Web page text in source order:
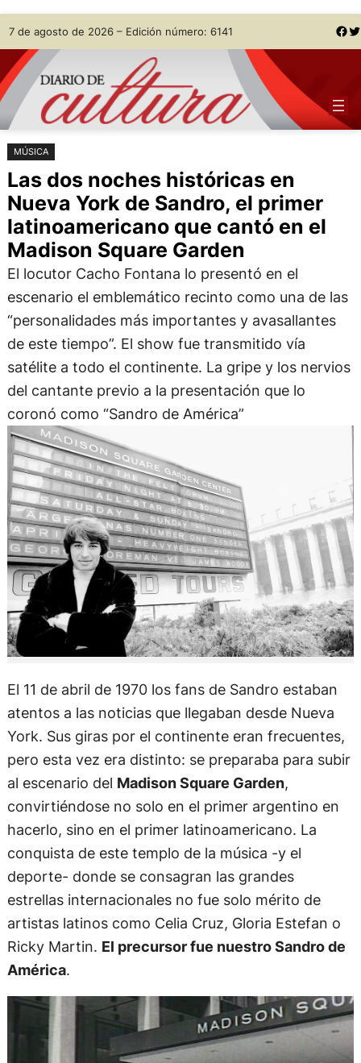
Saltar
al
contenido
Skip
to
content
7 de agosto de 2026 – Edición número: 6141 Facebook Twitter
MÚSICA
Las dos noches históricas en
Nueva York de Sandro, el primer
latinoamericano que cantó en el
Madison Square Garden
El locutor Cacho Fontana lo presentó en el
escenario el emblemático recinto como una de las
“personalidades más importantes y avasallantes
de este tiempo”. El show fue transmitido vía
satélite a todo el continente. La gripe y los nervios
del cantante previo a la presentación que lo
coronó como “Sandro de América”
El 11 de abril de 1970 los fans de Sandro estaban
atentos a las noticias que llegaban desde Nueva
York. Sus giras por el continente eran frecuentes,
pero esta vez era distinto: se preparaba para subir
al escenario del Madison Square Garden,
convirtiéndose no solo en el primer argentino en
hacerlo, sino en el primer latinoamericano. La
conquista de este templo de la música -y el
deporte- donde se consagran las grandes
estrellas internacionales no fue solo mérito de
artistas latinos como Celia Cruz, Gloria Estefan o
Ricky Martin. El precursor fue nuestro Sandro de
América.